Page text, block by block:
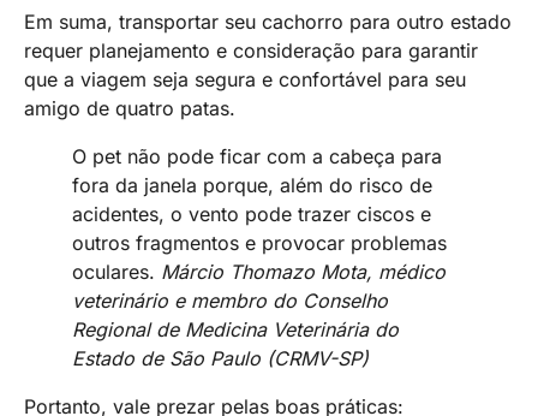
Em suma, transportar seu cachorro para outro estado
requer planejamento e consideração para garantir
que a viagem seja segura e confortável para seu
amigo de quatro patas.
O pet não pode ficar com a cabeça para
fora da janela porque, além do risco de
acidentes, o vento pode trazer ciscos e
outros fragmentos e provocar problemas
oculares. Márcio Thomazo Mota, médico
veterinário e membro do Conselho
Regional de Medicina Veterinária do
Estado de São Paulo (CRMV-SP)
Portanto, vale prezar pelas boas práticas: